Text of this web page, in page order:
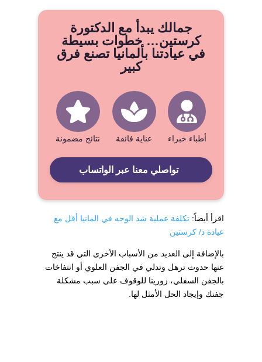
جمالك يبدأ مع الدكتورة
كرستين… خطوات بسيطة
في عيادتنا بألمانيا تصنع فرق
كبير
أطباء خبراء عناية فائقة نتائج مضمونة
تواصلي معنا عبر الواتساب
اقرأ أيضاً: تكلفة عملية شد الوجه في المانيا أقل مع
عيادة د/ كرستين
بالإضافة إلى العديد من الأسباب الأخرى التي قد ينتج
عنها حدوث ترهل وتدلي في الجفن العلوي أو انتفاخات
بالجفن السفلي، زورينا للوقوف على سبب مشكلة
جفنك وإيجاد الحل الأمثل لها.